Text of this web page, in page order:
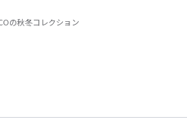
の秋冬コレクション